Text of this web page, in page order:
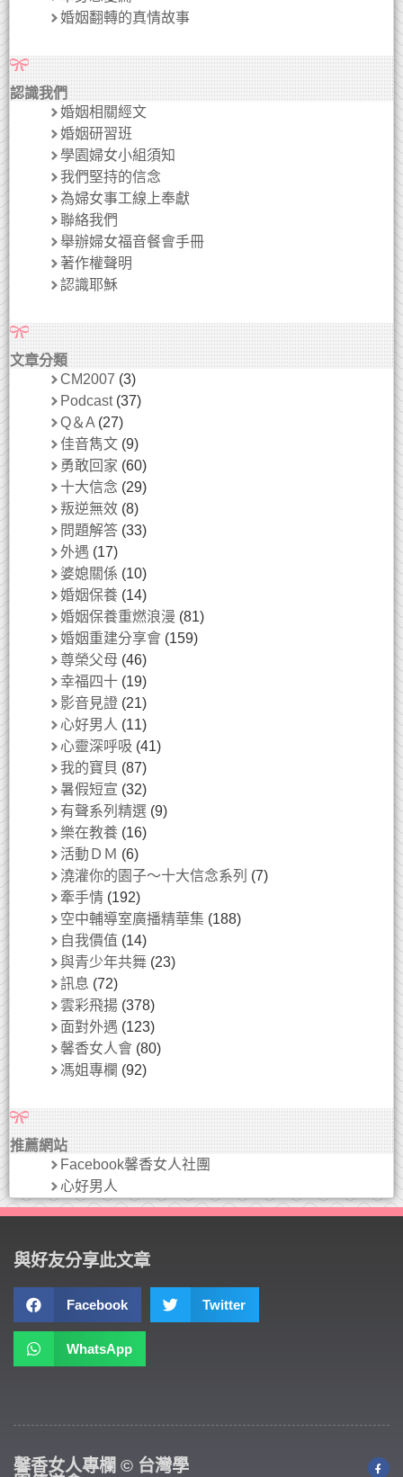
婚姻翻轉的真情故事
認識我們
婚姻相關經文
婚姻研習班
學園婦女小組須知
我們堅持的信念
為婦女事工線上奉獻
聯絡我們
舉辦婦女福音餐會手冊
著作權聲明
認識耶穌
文章分類
CM2007 (3)
Podcast(37)
Q＆A (27)
佳音雋文 (9)
勇敢回家 (60)
十大信念 (29)
叛逆無效 (8)
問題解答 (33)
外遇 (17)
婆媳關係 (10)
婚姻保養 (14)
婚姻保養重燃浪漫 (81)
婚姻重建分享會 (159)
尊榮父母 (46)
幸福四十 (19)
影音見證 (21)
心好男人 (11)
心靈深呼吸 (41)
我的寶貝 (87)
暑假短宣 (32)
有聲系列精選 (9)
樂在教養 (16)
活動ＤＭ (6)
澆灌你的園子～十大信念系列 (7)
牽手情 (192)
空中輔導室廣播精華集 (188)
自我價值 (14)
與青少年共舞 (23)
訊息 (72)
雲彩飛揚 (378)
面對外遇 (123)
馨香女人會 (80)
馮姐專欄 (92)
推薦網站
Facebook馨香女人社團
心好男人
與好友分享此文章
Facebook Twitter
WhatsApp
馨香女人專欄 © 台灣學